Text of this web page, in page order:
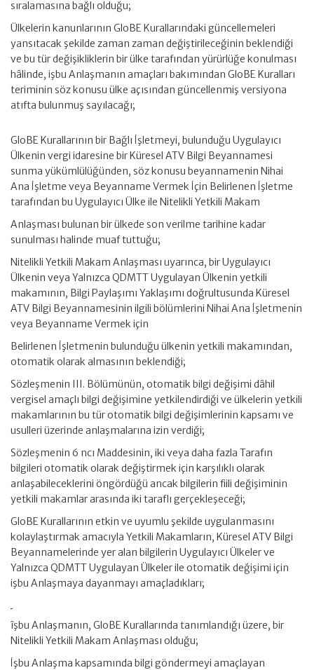
sıralamasına bağlı olduğu;
Ülkelerin kanunlarının GloBE Kurallarındaki güncellemeleri
yansıtacak şekilde zaman zaman değiştirileceğinin beklendiği
ve bu tür değişikliklerin bir ülke tarafından yürürlüğe konulması
hâlinde, işbu Anlaşmanın amaçları bakımından GloBE Kuralları
teriminin söz konusu ülke açısından güncellenmiş versiyona
atıfta bulunmuş sayılacağı;
GloBE Kurallarının bir Bağlı İşletmeyi, bulunduğu Uygulayıcı
Ülkenin vergi idaresine bir Küresel ATV Bilgi Beyannamesi
sunma yükümlülüğünden, söz konusu beyannamenin Nihai
Ana İşletme veya Beyanname Vermek İçin Belirlenen İşletme
tarafından bu Uygulayıcı Ülke ile Nitelikli Yetkili Makam
Anlaşması bulunan bir ülkede son verilme tarihine kadar
sunulması halinde muaf tuttuğu;
Nitelikli Yetkili Makam Anlaşması uyarınca, bir Uygulayıcı
Ülkenin veya Yalnızca QDMTT Uygulayan Ülkenin yetkili
makamının, Bilgi Paylaşımı Yaklaşımı doğrultusunda Küresel
ATV Bilgi Beyannamesinin ilgili bölümlerini Nihai Ana İşletmenin
veya Beyanname Vermek için
Belirlenen İşletmenin bulunduğu ülkenin yetkili makamından,
otomatik olarak almasının beklendiği;
Sözleşmenin III. Bölümünün, otomatik bilgi değişimi dâhil
vergisel amaçlı bilgi değişimine yetkilendirdiği ve ülkelerin yetkili
makamlarının bu tür otomatik bilgi değişimlerinin kapsamı ve
usulleri üzerinde anlaşmalarına izin verdiği;
Sözleşmenin 6 ncı Maddesinin, iki veya daha fazla Tarafın
bilgileri otomatik olarak değiştirmek için karşılıklı olarak
anlaşabileceklerini öngördüğü ancak bilgilerin fiili değişiminin
yetkili makamlar arasında iki taraflı gerçekleşeceği;
GloBE Kurallarının etkin ve uyumlu şekilde uygulanmasını
kolaylaştırmak amacıyla Yetkili Makamların, Küresel ATV Bilgi
Beyannamelerinde yer alan bilgilerin Uygulayıcı Ülkeler ve
Yalnızca QDMTT Uygulayan Ülkeler ile otomatik değişimi için
işbu Anlaşmaya dayanmayı amaçladıkları;
îşbu Anlaşmanın, GloBE Kurallarında tanımlandığı üzere, bir
Nitelikli Yetkili Makam Anlaşması olduğu;
İşbu Anlaşma kapsamında bilgi göndermeyi amaçlayan